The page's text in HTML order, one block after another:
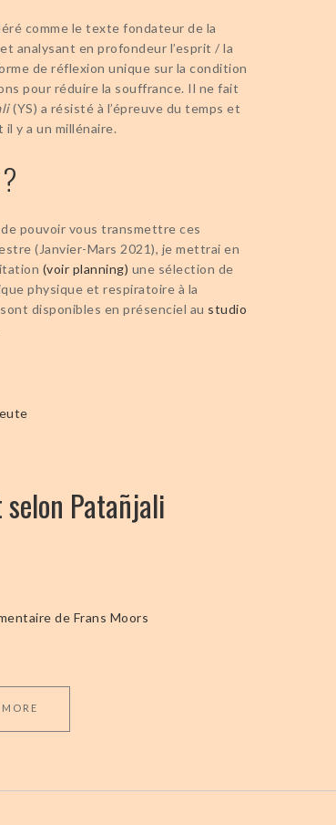
comme le texte fondateur de la
analysant en profondeur l’esprit / la
de réflexion unique sur la condition
pour réduire la souffrance. Il ne fait
(YS) a résisté à l’épreuve du temps et
il y a un millénaire.
de pouvoir vous transmettre ces
(Janvier-Mars 2021), je mettrai en
(voir planning) une sélection de
physique et respiratoire à la
disponibles en présenciel au studio
Patañjali
de Frans Moors